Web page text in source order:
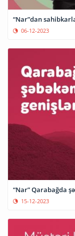
“Nar”dan
06-12-2023
“Nar” Qarabağda
15-12-2023